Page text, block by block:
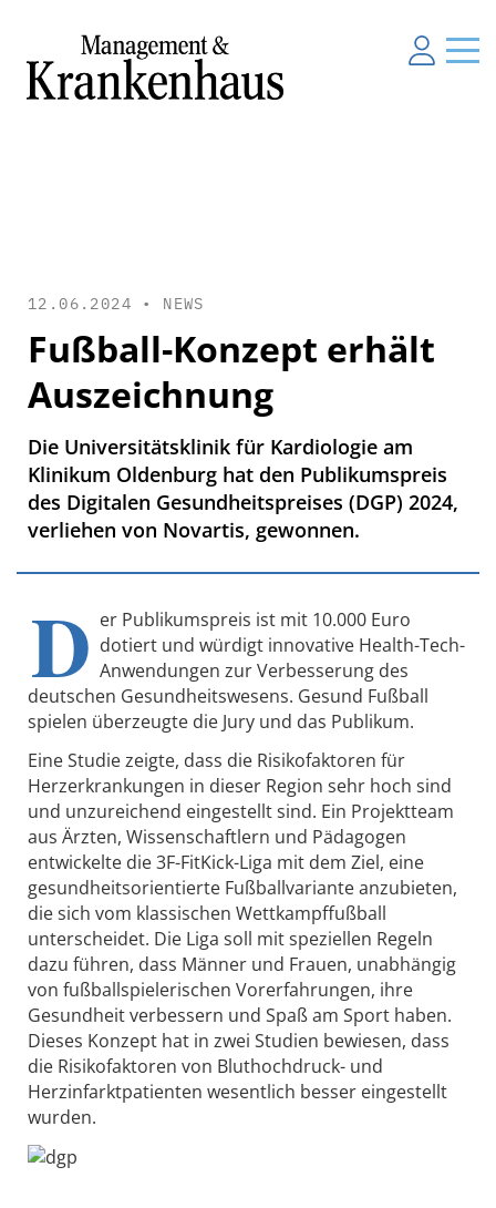
12.06.2024 • NEWS
Fußball-Konzept erhält
Auszeichnung
Die Universitätsklinik für Kardiologie am
Klinikum Oldenburg hat den Publikumspreis
des Digitalen Gesundheitspreises (DGP) 2024,
verliehen von Novartis, gewonnen.
D er Publikumspreis ist mit 10.000 Euro
dotiert und würdigt innovative Health-Tech-
Anwendungen zur Verbesserung des
deutschen Gesundheitswesens. Gesund Fußball
spielen überzeugte die Jury und das Publikum.
Eine Studie zeigte, dass die Risikofaktoren für
Herzerkrankungen in dieser Region sehr hoch sind
und unzureichend eingestellt sind. Ein Projektteam
aus Ärzten, Wissenschaftlern und Pädagogen
entwickelte die 3F-FitKick-Liga mit dem Ziel, eine
gesundheitsorientierte Fußballvariante anzubieten,
die sich vom klassischen Wettkampffußball
unterscheidet. Die Liga soll mit speziellen Regeln
dazu führen, dass Männer und Frauen, unabhängig
von fußballspielerischen Vorerfahrungen, ihre
Gesundheit verbessern und Spaß am Sport haben.
Dieses Konzept hat in zwei Studien bewiesen, dass
die Risikofaktoren von Bluthochdruck- und
Herzinfarktpatienten wesentlich besser eingestellt
wurden.